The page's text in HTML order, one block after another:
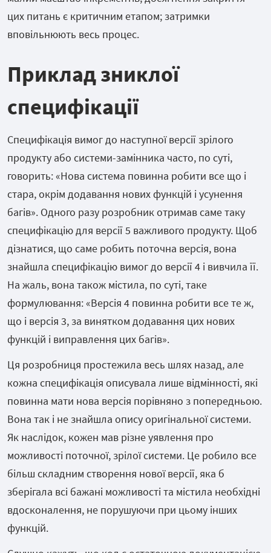
цих питань є критичним етапом; затримки
вповільнюють весь процес.
Приклад зниклої
специфікації
Специфікація вимог до наступної версії зрілого
продукту або системи-замінника часто, по суті,
говорить: «Нова система повинна робити все що і
стара, окрім додавання нових функцій і усунення
багів». Одного разу розробник отримав саме таку
специфікацію для версії 5 важливого продукту. Щоб
дізнатися, що саме робить поточна версія, вона
знайшла специфікацію вимог до версії 4 і вивчила її.
На жаль, вона також містила, по суті, таке
формулювання: «Версія 4 повинна робити все те ж,
що і версія 3, за винятком додавання цих нових
функцій і виправлення цих багів».
Ця розробниця простежила весь шлях назад, але
кожна специфікація описувала лише відмінності, які
повинна мати нова версія порівняно з попередньою.
Вона так і не знайшла опису оригінальної системи.
Як наслідок, кожен мав різне уявлення про
можливості поточної, зрілої системи. Це робило все
більш складним створення нової версії, яка б
зберігала всі бажані можливості та містила необхідні
вдосконалення, не порушуючи при цьому інших
функцій.